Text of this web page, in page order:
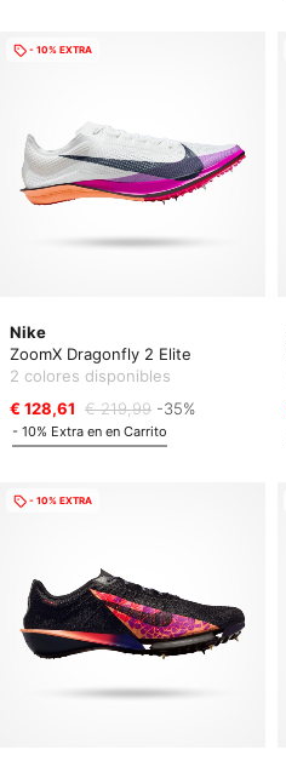
Nike
ZoomX Dragonfly 2 Elite
2 colores disponibles
€ 128,61 € 219,99 -35%
- 10% Extra en en Carrito
- 10% EXTRA
- 10% EXTRA